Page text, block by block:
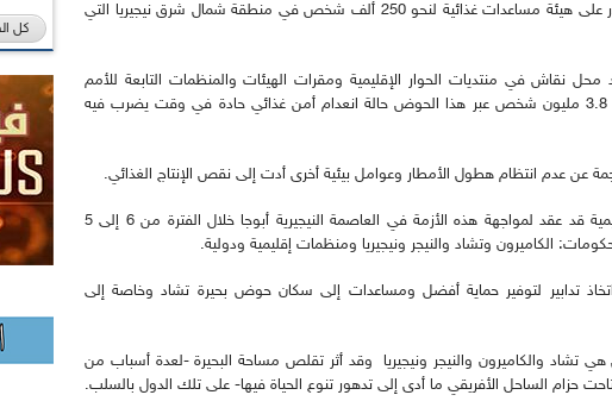
لمواجهة الطوارئ" نحو 13 مليون دولار على هيئة مساعدات غذائية لنحو 250 ألف شخص في منطقة شمال شرق نيجيريا التي
نقاش في منتديات الحوار الإقليمية ومقرات الهيئات والمنظمات التابعة للأمم
المتحدة حيث يواجه حاليا ما يقرب من 3.8 مليون شخص عبر هذا الحوض حالة انعدام أمن غذائي حادة في وقت يضرب فيه
عن عدم انتظام هطول الأمطار وعوامل بيئية أخرى أدت إلى نقص الإنتاج الغذائي.
وكان منتدى حواري حول الحماية الإقليمية قد عقد لمواجهة هذه الأزمة في العاصمة النيجيرية أبوجا خلال الفترة من 6 إلى 5
الكاميرون وتشاد والنيجر ونيجيريا ومنظمات إقليمية ودولية.
تدابير لتوفير حماية أفضل ومساعدات إلى سكان حوض بحيرة تشاد وخاصة إلى
تشاد والكاميرون والنيجر ونيجيريا وقد أثر تقلص مساحة البحيرة -لعدة أسباب من
حزام الساحل الأفريقي ما أدى إلى تدهور تنوع الحياة فيها- على تلك الدول بالسلب.
كل